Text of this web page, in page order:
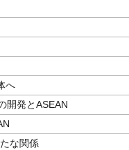
へ
開発とASEAN
な関係